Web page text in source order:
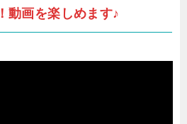
動画を楽しめます♪